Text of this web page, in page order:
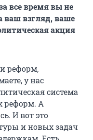
все время вы не
ваш взгляд, ваше
акция
реформ,
у нас
система
реформ. А
И вот это
и новых задач